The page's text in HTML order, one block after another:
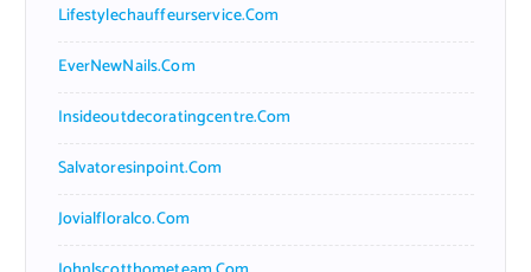
Lifestylechauffeurservice.com
EverNewNails.com
Insideoutdecoratingcentre.com
Salvatoresinpoint.com
Jovialfloralco.com